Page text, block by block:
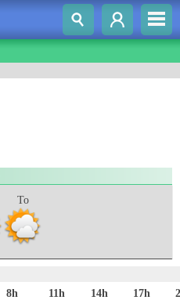
To
8h 11h 14h 17h